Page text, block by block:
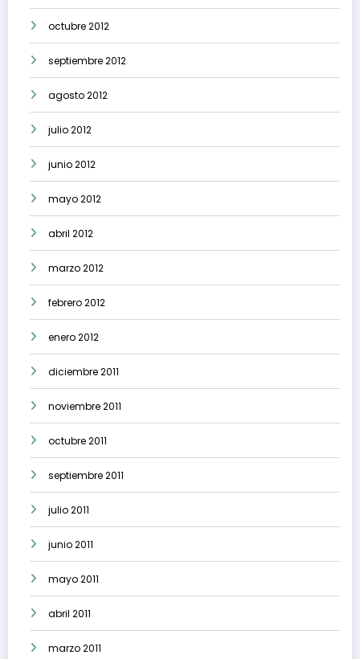
octubre 2012
septiembre 2012
agosto 2012
julio 2012
junio 2012
mayo 2012
abril 2012
marzo 2012
febrero 2012
enero 2012
diciembre 2011
noviembre 2011
octubre 2011
septiembre 2011
julio 2011
junio 2011
mayo 2011
abril 2011
marzo 2011